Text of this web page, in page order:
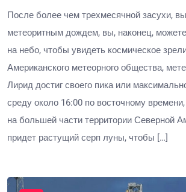
После более чем трехмесячной засухи,
метеоритным дождем, вы, наконец, можете
на небо, чтобы увидеть космическое
Американского метеорного общества,
Лирид достиг своего пика или
среду около 16:00 по восточному
на большей части территории Северной
придет растущий серп луны, чтобы […]